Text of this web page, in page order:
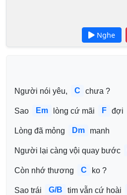
Nghe
Người nói yêu, C chưa ?
Sao Em lòng cứ mãi F đợi
Lòng đã mỏng Dm manh
Người lại càng vội quay bước
Còn nhớ thương C ko ?
Sao trái G/B tim vẫn cứ hoài